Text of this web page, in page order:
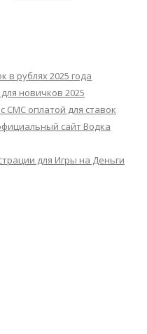
в рублях 2025 года
новичков 2025
СМС оплатой для ставок
сайт Водка
для Игры на Деньги